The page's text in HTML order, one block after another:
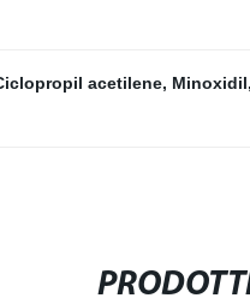
acetilene, Minoxidil